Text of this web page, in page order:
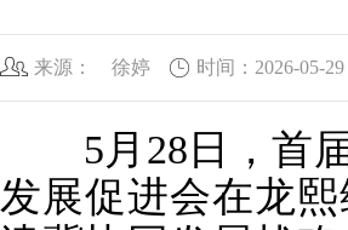
来源： 徐婷 时间：2026-05-29
5月28日，首届
发展促进会在龙